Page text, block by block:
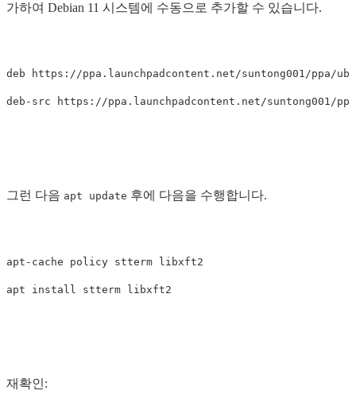
가하여 Debian 11 시스템에 수동으로 추가할 수 있습니다.
deb https://ppa.launchpadcontent.net/suntong001/ppa/
그런 다음 apt update 후에 다음을 수행합니다.
apt-cache policy stterm libxft2
재확인: